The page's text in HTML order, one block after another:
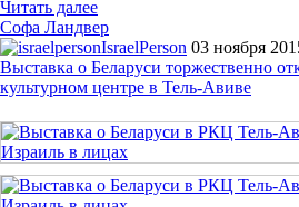
Читать далее
Софа Ландвер
IsraelPerson 03 ноября
Выставка о Беларуси торжественно
культурном центре в Тель-Авиве